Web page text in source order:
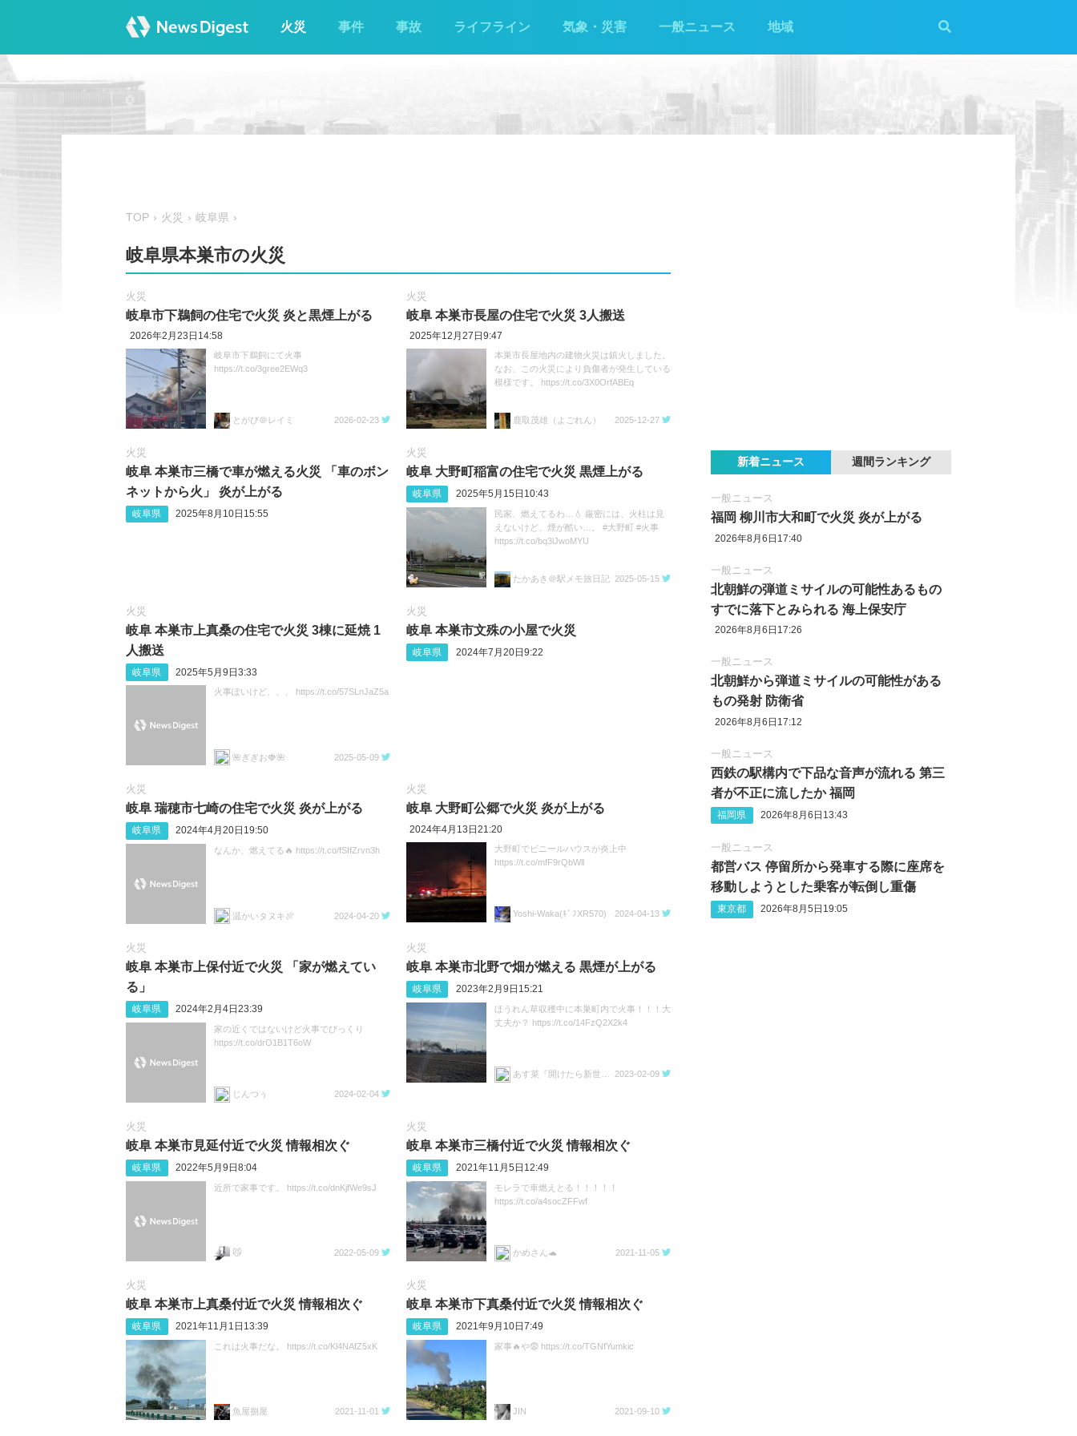
火災 事件 事故 ライフライン 気象・災害 一般ニュース 地域
TOP 火災 岐阜県
岐阜県本巣市の火災
火災
岐阜市下鵜飼の住宅で火災 炎と黒煙上がる
2026年2月23日14:58
岐阜市下鵜飼にて火事
https://t.co/3gree2EWq3
とがび＠レイミ 2026-02-23
火災
岐阜 本巣市長屋の住宅で火災 3人搬送
2025年12月27日9:47
本巣市長屋地内の建物火災は鎮火しました。
なお、この火災により負傷者が発生している
模様です。 https://t.co/3X0OrfABEq
鹿取茂雄（よごれん） 2025-12-27
火災
岐阜 本巣市三橋で車が燃える火災 「車のボン
ネットから火」 炎が上がる
岐阜県 2025年8月10日15:55
火災
岐阜 大野町稲富の住宅で火災 黒煙上がる
岐阜県 2025年5月15日10:43
民家、燃えてるわ…💧 厳密には、火柱は見
えないけど、煙が酷い…。 #大野町 #火事
https://t.co/bq3lJwoMYU
たかあき＠駅メモ旅日記 2025-05-15
火災
岐阜 本巣市上真桑の住宅で火災 3棟に延焼 1
人搬送
岐阜県 2025年5月9日3:33
火事ぽいけど、、、 https://t.co/57SLnJaZ5a
🌺ぎぎお🍓🌺 2025-05-09
火災
岐阜 本巣市文殊の小屋で火災
岐阜県 2024年7月20日9:22
火災
岐阜 瑞穂市七崎の住宅で火災 炎が上がる
岐阜県 2024年4月20日19:50
なんか、燃えてる🔥 https://t.co/fSIfZrvn3h
温かいタヌキ🍖 2024-04-20
火災
岐阜 大野町公郷で火災 炎が上がる
2024年4月13日21:20
大野町でビニールハウスが炎上中
https://t.co/mfF9rQbWll
Yoshi-Waka(ｷﾞﾌXR570) 2024-04-13
火災
岐阜 本巣市上保付近で火災 「家が燃えてい
る」
岐阜県 2024年2月4日23:39
家の近くではないけど火事でびっくり
https://t.co/drO1B1T6oW
じんつぅ 2024-02-04
火災
岐阜 本巣市北野で畑が燃える 黒煙が上がる
岐阜県 2023年2月9日15:21
ほうれん草収穫中に本巣町内で火事！！！大
丈夫か？ https://t.co/14FzQ2X2k4
あす菜『開けたら新世界だ！』 2023-02-09
火災
岐阜 本巣市見延付近で火災 情報相次ぐ
岐阜県 2022年5月9日8:04
近所で家事です。 https://t.co/dnKjfWe9sJ
😼 2022-05-09
火災
岐阜 本巣市三橋付近で火災 情報相次ぐ
岐阜県 2021年11月5日12:49
モレラで車燃えとる！！！！！
https://t.co/a4socZFFwf
かめさん🐢 2021-11-05
火災
岐阜 本巣市上真桑付近で火災 情報相次ぐ
岐阜県 2021年11月1日13:39
これは火事だな。 https://t.co/Kl4NAfZ5xK
魚屋捌屋 2021-11-01
火災
岐阜 本巣市下真桑付近で火災 情報相次ぐ
岐阜県 2021年9月10日7:49
家事🔥や😨 https://t.co/TGNfYumkic
JIN 2021-09-10
新着ニュース 週間ランキング
一般ニュース
福岡 柳川市大和町で火災 炎が上がる
2026年8月6日17:40
一般ニュース
北朝鮮の弾道ミサイルの可能性あるもの
すでに落下とみられる 海上保安庁
2026年8月6日17:26
一般ニュース
北朝鮮から弾道ミサイルの可能性がある
もの発射 防衛省
2026年8月6日17:12
一般ニュース
西鉄の駅構内で下品な音声が流れる 第三
者が不正に流したか 福岡
福岡県 2026年8月6日13:43
一般ニュース
都営バス 停留所から発車する際に座席を
移動しようとした乗客が転倒し重傷
東京都 2026年8月5日19:05